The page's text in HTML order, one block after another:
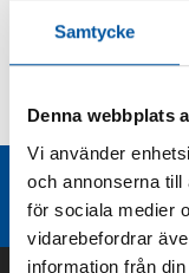
Samtycke
Denna webbplats
Vi använder
och annonserna till
för sociala medier
vidarebefordrar
information från
Kurvor
Teknisk
Liknande